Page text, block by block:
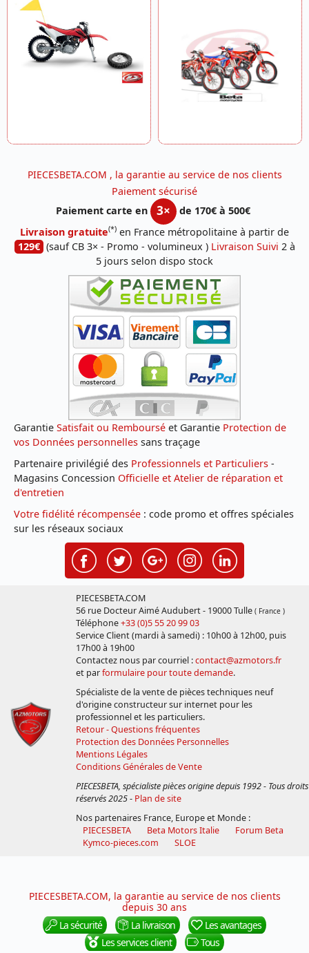
PIECESBETA.COM , la garantie au service de nos clients
Paiement sécurisé
Paiement carte en
3×
de 170€ à 500€
Livraison gratuite(*) en France métropolitaine à partir de
129€ (sauf CB 3× - Promo - volumineux ) Livraison Suivi 2 à
5 jours selon dispo stock
Garantie Satisfait ou Remboursé et Garantie Protection de
vos Données personnelles sans traçage
Partenaire privilégié des Professionnels et Particuliers -
Magasins Concession Officielle et Atelier de réparation et
d'entretien
Votre fidélité récompensée : code promo et offres spéciales
sur les réseaux sociaux
PIECESBETA.COM
56 rue Docteur Aimé Audubert - 19000 Tulle ( France )
Téléphone+33 (0)5 55 20 99 03
Service Client (mardi à samedi) : 10h00 à 12h00, puis
17h00 à 19h00
Contactez nous par courriel :contact@azmotors.fr
et parformulaire pour toute demande.
Spécialiste de la vente de pièces techniques neuf
d'origine constructeur sur internet pour les
professionnel et les particuliers.
Retour - Questions fréquentes
Protection des Données Personnelles
Mentions Légales
Conditions Générales de Vente
PIECESBETA, spécialiste pièces origine depuis 1992 - Tous droits
réservés 2025- Plan de site
Nos partenaires France, Europe et Monde :
PIECESBETA
Beta Motors Italie
Forum Beta
Kymco-pieces.com
SLOE
PIECESBETA.COM, la garantie au service de nos clients
depuis 30 ans
La sécurité
La livraison
Les avantages
Les services client
Tous